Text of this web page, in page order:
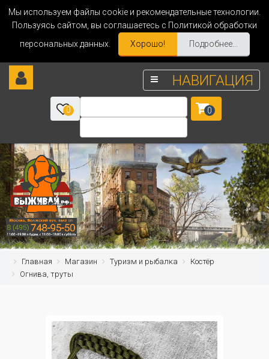
Мы используем файлы cookie и рекомендательные технологии.
Пользуясь сайтом, вы соглашаетесь с Политикой обработки
персональных данных.
Хорошо! Подробнее...
НАВИГАЦИЯ
0 0
Главная Магазин Туризм и рыбалка
Костёр
Огнива, труты